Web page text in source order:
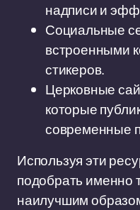
надписи и
Социальные
встроенными
стикеров.
Церковные
которые
современные
Используя эти
подобрать именно
наилучшим